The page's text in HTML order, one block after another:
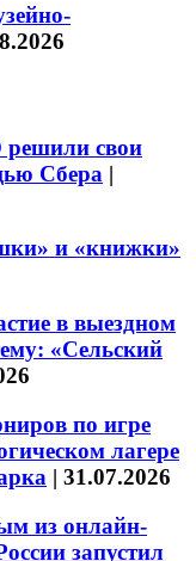
свои
Сбера |
и «книжки»
в выездном
«Сельский
по игре
лагере
| 31.07.2026
из онлайн-
запустил